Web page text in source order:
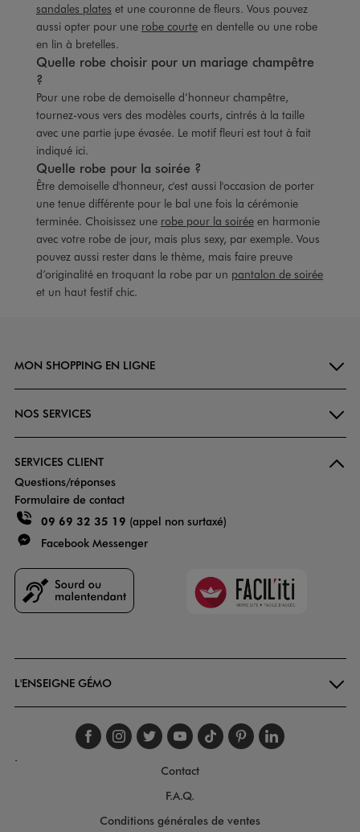
sandales plates et une couronne de fleurs. Vous pouvez
aussi opter pour une robe courte en dentelle ou une robe
en lin à bretelles.
Quelle robe choisir pour un mariage champêtre
?
Pour une robe de demoiselle d’honneur champêtre,
tournez-vous vers des modèles courts, cintrés à la taille
avec une partie jupe évasée. Le motif fleuri est tout à fait
indiqué ici.
Quelle robe pour la soirée ?
Être demoiselle d'honneur, c'est aussi l'occasion de porter
une tenue différente pour le bal une fois la cérémonie
terminée. Choisissez une robe pour la soirée en harmonie
avec votre robe de jour, mais plus sexy, par exemple. Vous
pouvez aussi rester dans le thème, mais faire preuve
d’originalité en troquant la robe par un pantalon de soirée
et un haut festif chic.
MON SHOPPING EN LIGNE
NOS SERVICES
SERVICES CLIENT
Questions/réponses
Formulaire de contact
09 69 32 35 19 (appel non surtaxé)
Facebook Messenger
Faciliti
L'ENSEIGNE GÉMO
Suivez-nous sur
Suivez-nous sur
Suivez-nous sur
Suivez-nous
Suivez-nous
Suivez-
.
Contact
F.A.Q.
Conditions générales de ventes